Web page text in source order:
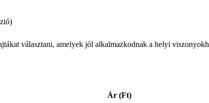
választani, amelyek jól alkalmazkodnak a helyi
Ár (Ft)